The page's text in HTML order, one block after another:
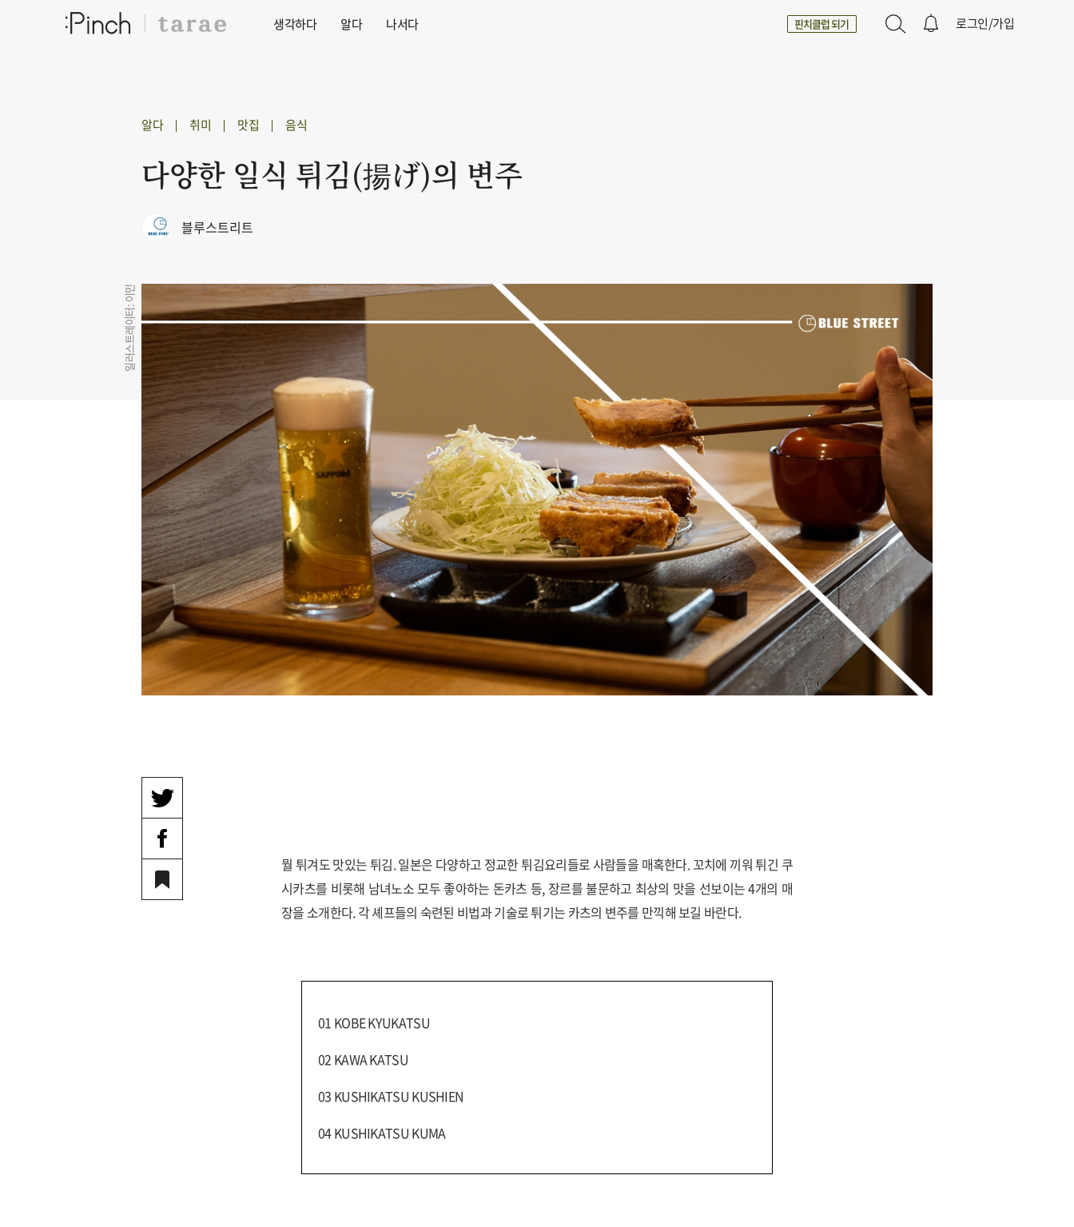
생각하다 알다 나서다 핀치클럽 되기 로그인/가입
알다 취미 맛집 음식
다양한 일식 튀김(揚げ)의 변주
블루스트리트
일러스트레이터: 이민
뭘 튀겨도 맛있는 튀김. 일본은 다양하고 정교한 튀김요리들로 사람들을 매혹한다. 꼬치에 끼워 튀긴 쿠
시카츠를 비롯해 남녀노소 모두 좋아하는 돈카츠 등, 장르를 불문하고 최상의 맛을 선보이는 4개의 매
장을 소개한다. 각 셰프들의 숙련된 비법과 기술로 튀기는 카츠의 변주를 만끽해 보길 바란다.
01 KOBE KYUKATSU
02 KAWA KATSU
03 KUSHIKATSU KUSHIEN
04 KUSHIKATSU KUMA